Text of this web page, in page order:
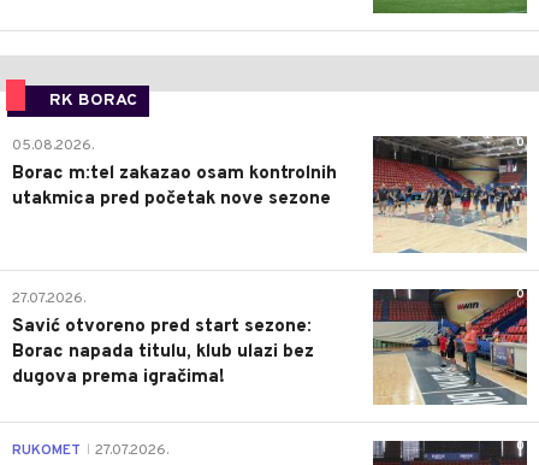
RK BORAC
0
05.08.2026.
Borac m:tel zakazao osam kontrolnih
utakmica pred početak nove sezone
0
27.07.2026.
Savić otvoreno pred start sezone:
Borac napada titulu, klub ulazi bez
dugova prema igračima!
0
RUKOMET 27.07.2026.